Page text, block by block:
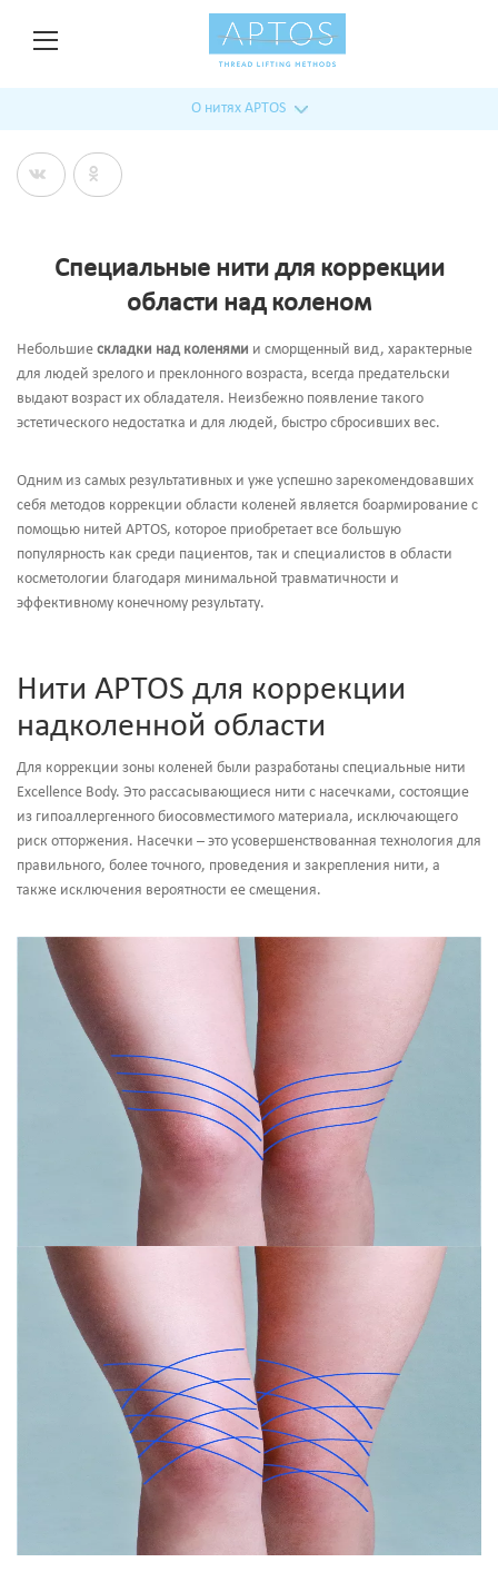
О нитях APTOS
Специальные нити для коррекции
области над коленом
Небольшие складки над коленями и сморщенный вид, характерные
для людей зрелого и преклонного возраста, всегда предательски
выдают возраст их обладателя. Неизбежно появление такого
эстетического недостатка и для людей, быстро сбросивших вес.
Одним из самых результативных и уже успешно зарекомендовавших
себя методов коррекции области коленей является боармирование с
помощью нитей APTOS, которое приобретает все большую
популярность как среди пациентов, так и специалистов в области
косметологии благодаря минимальной травматичности и
эффективному конечному результату.
Нити APTOS для коррекции
надколенной области
Для коррекции зоны коленей были разработаны специальные нити
Excellence Body. Это рассасывающиеся нити с насечками, состоящие
из гипоаллергенного биосовместимого материала, исключающего
риск отторжения. Насечки – это усовершенствованная технология для
правильного, более точного, проведения и закрепления нити, а
также исключения вероятности ее смещения.